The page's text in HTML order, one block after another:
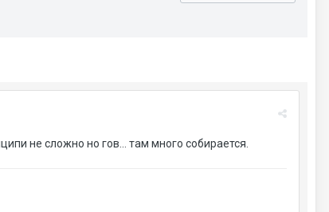
не сложно но гов... там много собирается.